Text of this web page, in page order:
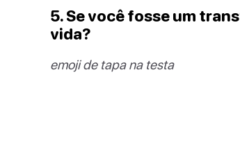
5. Se você fosse um
vida?
emoji de tapa na testa